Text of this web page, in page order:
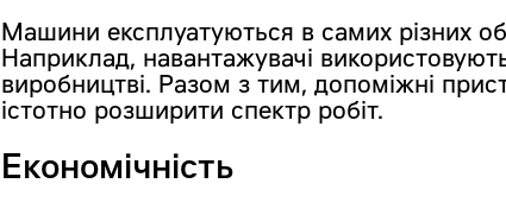
Машини експлуатуються в самих різних
Наприклад, навантажувачі
виробництві. Разом з тим, допоміжні
істотно розширити спектр робіт.
Економічність